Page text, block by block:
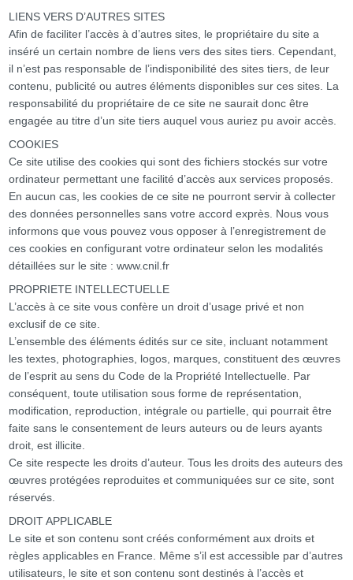
LIENS VERS D’AUTRES SITES
Afin de faciliter l’accès à d’autres sites, le propriétaire du site a
inséré un certain nombre de liens vers des sites tiers. Cependant,
il n’est pas responsable de l’indisponibilité des sites tiers, de leur
contenu, publicité ou autres éléments disponibles sur ces sites. La
responsabilité du propriétaire de ce site ne saurait donc être
engagée au titre d’un site tiers auquel vous auriez pu avoir accès.
COOKIES
Ce site utilise des cookies qui sont des fichiers stockés sur votre
ordinateur permettant une facilité d’accès aux services proposés.
En aucun cas, les cookies de ce site ne pourront servir à collecter
des données personnelles sans votre accord exprès. Nous vous
informons que vous pouvez vous opposer à l’enregistrement de
ces cookies en configurant votre ordinateur selon les modalités
détaillées sur le site : www.cnil.fr
PROPRIETE INTELLECTUELLE
L’accès à ce site vous confère un droit d’usage privé et non
exclusif de ce site.
L’ensemble des éléments édités sur ce site, incluant notamment
les textes, photographies, logos, marques, constituent des œuvres
de l’esprit au sens du Code de la Propriété Intellectuelle. Par
conséquent, toute utilisation sous forme de représentation,
modification, reproduction, intégrale ou partielle, qui pourrait être
faite sans le consentement de leurs auteurs ou de leurs ayants
droit, est illicite.
Ce site respecte les droits d’auteur. Tous les droits des auteurs des
œuvres protégées reproduites et communiquées sur ce site, sont
réservés.
DROIT APPLICABLE
Le site et son contenu sont créés conformément aux droits et
règles applicables en France. Même s’il est accessible par d’autres
utilisateurs, le site et son contenu sont destinés à l’accès et